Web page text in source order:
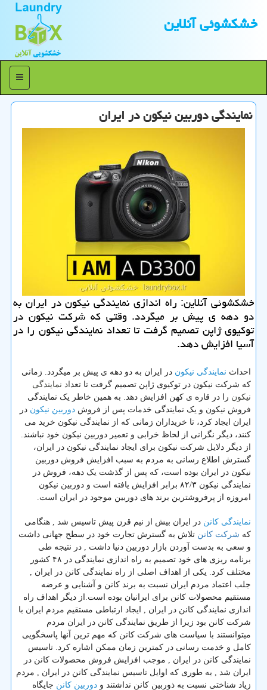
خشكشوئی آنلاین
منو
نمایندگی دوربین نیكون در ایران
خشكشوئی آنلاین: راه اندازی نمایندگی نیكون در ایران به
دو دهه ی پیش بر میگردد. وقتی كه شركت نیكون در
توكیوی ژاپن تصمیم گرفت تا تعداد نمایندگی نیكون را در
آسیا افزایش دهد.
احداث نمایندگی نیکون در ایران به دو دهه ی پیش بر میگردد. زمانی
که شرکت نیکون در توکیوی ژاپن تصمیم گرفت تا تعد اد نمایندگی
نیکون را در قاره ی کهن افزایش دهد. به همین خاطر یک نمایندگی
فروش نیکون و یک نمایندگی خدمات پس از فروش دوربین نیکون در
ایران ایجاد کرد، تا خریداران زمانی که از نمایندگی نیکون خرید می
کنند، دیگر نگرانی از لحاظ خرابی و تعمیر دوربین نیکون خود نباشند.
از دیگر دلایل شرکت نیکون برای ایجاد نمایندگی نیکون در ایران،
گسترش اطلاع رسانی به مردم به سبب افزایش فروش دوربین
نیکون در ایران بوده است، که پس از گذشت یک دهه، فروش در
نمایندگی نیکون ۸۲/۳ برابر افزایش یافته است و دوربین نیکون
امروزه از پرفروشترین برند های دوربین موجود در ایران است.
نمایندگی کانن در ایران بیش از نیم قرن پیش تاسیس شد , هنگامی
که شرکت کانن تلاش به گسترش تجارت خود در سطح جهانی داشت
و سعی به بدست آوردن بازار دوربین دنیا داشت , در نتیجه طی
برنامه ریزی های خود تصمیم به راه اندازی نمایندگی در ۴۸ کشور
مختلف کرد. یکی از اهداف اصلی از راه نمایندگی کانن در ایران ,
جلب اعتماد مردم ایران نسبت به برند کانن و آشنایی و عرضه
مستقیم محصولات کانن برای ایرانیان بوده است.از دیگر اهداف راه
اندازی نمایندگی کانن در ایران , ایجاد ارتباطی مستقیم مردم ایران با
شرکت کانن بود زیرا از طریق نمایندگی کانن در ایران مردم
میتوانستند با سیاست های شرکت کانن که مهم ترین آنها پاسخگویی
کامل و خدمت رسانی در کمترین زمان ممکن اشاره کرد. تاسیس
نمایندگی کانن در ایران , موجب افزایش فروش محصولات کانن در
ایران شد , به طوری که اوایل تاسیس نمایندگی کانن در ایران , مردم
زیاد شناختی نسبت به ذوربین کانن نداشتند و دوربین کانن جایگاه